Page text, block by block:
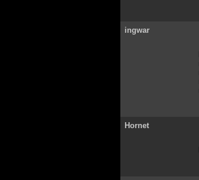
ingwar
Hornet